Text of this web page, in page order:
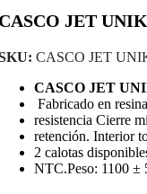
JET
CASCO JET
CASCO JET
Fabricado en
resistencia Cierre
retención. Interior
2 calotas
NTC.Peso: 1100 ±